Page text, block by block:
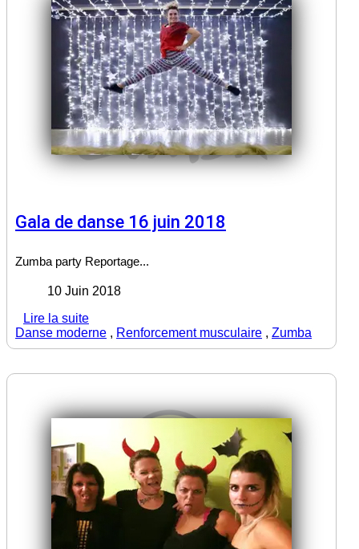
Gala de danse 16 juin 2018
Zumba party Reportage...
10 Juin 2018
Lire la suite
Danse moderne , Renforcement musculaire , Zumba